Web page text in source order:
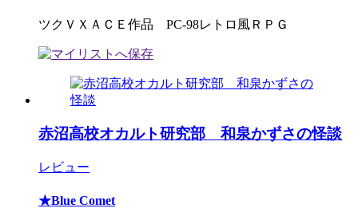
ツクＶＸＡＣＥ作品 PC-98レトロ風ＲＰＧ
赤沼高校オカルト研究部 和泉かずさの怪談
レビュー
★Blue Comet